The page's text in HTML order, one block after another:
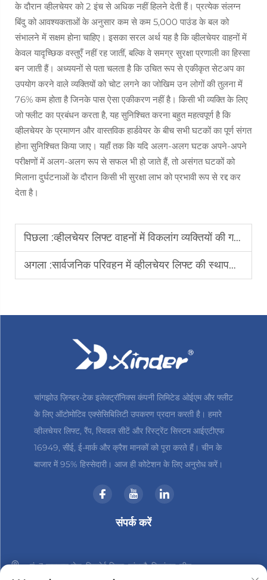
के दौरान व्हीलचेयर को 2 इंच से अधिक नहीं हिलने देती हैं। प्रत्येक संलग्न
बिंदु को आवश्यकताओं के अनुसार कम से कम 5,000 पाउंड के बल को
संभालने में सक्षम होना चाहिए। इसका सरल अर्थ यह है कि व्हीलचेयर वाहनों में
केवल यादृच्छिक वस्तुएँ नहीं रह जातीं, बल्कि वे समग्र सुरक्षा प्रणाली का हिस्सा
बन जाती हैं। अध्ययनों से पता चलता है कि उचित रूप से एकीकृत सेटअप का
उपयोग करने वाले व्यक्तियों को चोट लगने का जोखिम उन लोगों की तुलना में
76% कम होता है जिनके पास ऐसा एकीकरण नहीं है। किसी भी व्यक्ति के लिए
जो फ्लीट का प्रबंधन करता है, यह सुनिश्चित करना बहुत महत्वपूर्ण है कि
व्हीलचेयर के प्रमाणन और वास्तविक हार्डवेयर के बीच सभी घटकों का पूर्ण संगत
होना सुनिश्चित किया जाए। यहाँ तक कि यदि अलग-अलग घटक अपने-अपने
परीक्षणों में अलग-अलग रूप से सफल भी हो जाते हैं, तो असंगत घटकों को
मिलाना दुर्घटनाओं के दौरान किसी भी सुरक्षा लाभ को प्रभावी रूप से रद्द कर
देता है।
पिछला :व्हीलचेयर लिफ्ट वाहनों में विकलांग व्यक्तियों की गतिशीलता को क्यों बेहतर बनाती है?
अगला :सार्वजनिक परिवहन में व्हीलचेयर लिफ्ट की स्थापना से क्या लाभ होते हैं?
चांगझोउ ज़िन्डर-टेक इलेक्ट्रॉनिक्स कंपनी लिमिटेड ओईएम और फ्लीट
के लिए ऑटोमोटिव एक्सेसिबिलिटी उपकरण प्रदान करती है। हमारे
व्हीलचेयर लिफ्ट, रैंप, स्विवल सीटें और रिस्ट्रेंट सिस्टम आईएटीएफ
16949, सीई, ई-मार्क और क्रैश मानकों को पूरा करते हैं। चीन के
बाजार में 95% हिस्सेदारी। आज ही कोटेशन के लिए अनुरोध करें।
संपर्क करें
नं. 3 हानशान रोड, जिनबेई जिला, चांगझौ, जियांगसु, चीन